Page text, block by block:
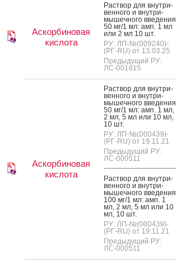
Аскорбиновая
кислота
Рас­твор для внут­ри­
вен­но­го и внут­ри­
мышеч­но­го вве­дения
50 мг/1 мл: амп. 1 мл
или 2 мл 10 шт.
РУ: ЛП-№(009240)-
(РГ-RU) от 13.03.25
Предыдущий РУ:
ЛС-001815
Аскорбиновая
кислота
Рас­твор для внут­ри­
вен­но­го и внут­ри­
мышеч­но­го вве­дения
50 мг/1 мл: амп. 1 мл,
2 мл, 5 мл или 10 мл,
10 шт.
РУ: ЛП-№(000439)-
(РГ-RU) от 19.11.21
Предыдущий РУ:
ЛС-000511
Рас­твор для внут­ри­
вен­но­го и внут­ри­
мышеч­но­го вве­дения
100 мг/1 мл: амп. 1
мл, 2 мл, 5 мл или 10
мл, 10 шт.
РУ: ЛП-№(000439)-
(РГ-RU) от 19.11.21
Предыдущий РУ:
ЛС-000511